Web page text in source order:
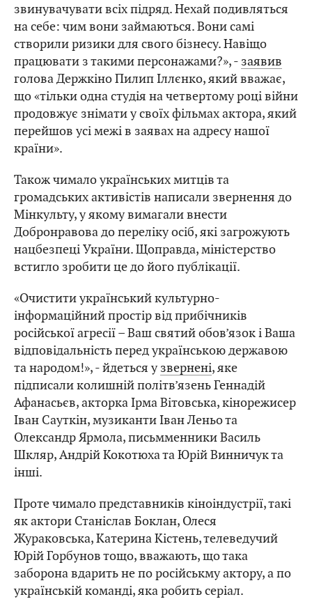
звинувачувати всіх підряд. Нехай подивляться
на себе: чим вони займаються. Вони самі
створили ризики для свого бізнесу. Навіщо
працювати з такими персонажами?», - заявив
голова Держкіно Пилип Іллєнко, який вважає,
що «тільки одна студія на четвертому році війни
продовжує знімати у своїх фільмах актора, який
перейшов усі межі в заявах на адресу нашої
країни».
Також чимало українських митців та
громадських активістів написали звернення до
Мінкульту, у якому вимагали внести
Добронравова до переліку осіб, які загрожують
нацбезпеці України. Щоправда, міністерство
встигло зробити це до його публікації.
«Очистити український культурно-
інформаційний простір від прибічників
російської агресії – Ваш святий обов’язок і Ваша
відповідальність перед українською державою
та народом!», - йдеться узвернені, яке
підписали колишній політв’язень Геннадій
Афанасьєв, акторка Ірма Вітовська, кінорежисер
Іван Сауткін, музиканти Іван Леньо та
Олександр Ярмола, письмменники Василь
Шкляр, Андрій Кокотюха та Юрій Винничук та
інші.
Проте чимало представників кіноіндустрії, такі
як актори Станіслав Боклан, Олеся
Жураковська, Катерина Кістень, телеведучий
Юрій Горбунов тощо, вважають, що така
заборона вдарить не по російськму актору, а по
українській команді, яка робить серіал.